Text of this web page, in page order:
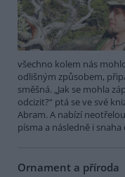
všechno kolem nás
odlišným způsobem,
směšná. „Jak se mohla
odcizit?“ ptá se ve své
Abram. A nabízí
písma a následně i
Ornament a příroda